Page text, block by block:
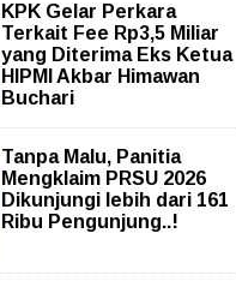
KPK Gelar Perkara
Terkait Fee Rp3,5 Miliar
yang Diterima Eks Ketua
HIPMI Akbar Himawan
Buchari
Tanpa Malu, Panitia
Mengklaim PRSU 2026
Dikunjungi lebih dari 161
Ribu Pengunjung..!